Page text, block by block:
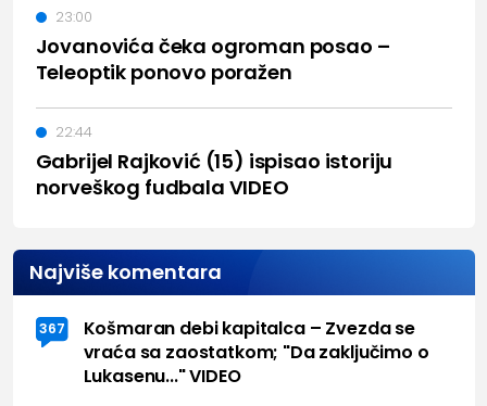
Jovanovića čeka ogroman posao –
Teleoptik ponovo poražen
23:00
Gabrijel Rajković (15) ispisao istoriju
norveškog fudbala VIDEO
22:44
Najviše komentara
367
Košmaran debi kapitalca – Zvezda se
vraća sa zaostatkom; "Da zaključimo o
Lukasenu..." VIDEO